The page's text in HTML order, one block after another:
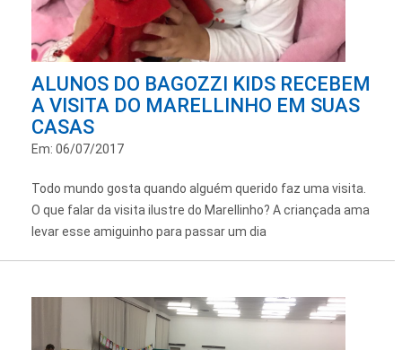
ALUNOS DO BAGOZZI KIDS RECEBEM
A VISITA DO MARELLINHO EM SUAS
CASAS
Em: 06/07/2017
Todo mundo gosta quando alguém querido faz uma visita.
O que falar da visita ilustre do Marellinho? A criançada ama
levar esse amiguinho para passar um dia